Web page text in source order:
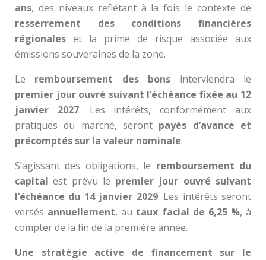
ans, des niveaux reflétant à la fois le contexte de
resserrement des conditions financières
régionales et la prime de risque associée aux
émissions souveraines de la zone.
Le remboursement des bons interviendra le
premier jour ouvré suivant l’échéance fixée au 12
janvier 2027. Les intérêts, conformément aux
pratiques du marché, seront payés d’avance et
précomptés sur la valeur nominale.
S’agissant des obligations, le remboursement du
capital est prévu le premier jour ouvré suivant
l’échéance du 14 janvier 2029. Les intérêts seront
versés annuellement, au taux facial de 6,25 %, à
compter de la fin de la première année.
Une stratégie active de financement sur le